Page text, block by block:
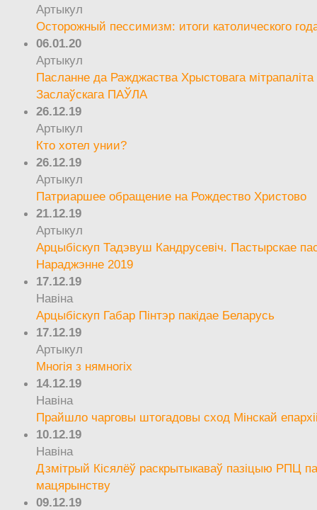
Артыкул
Осторожный пессимизм: итоги католического
06.01.20
Артыкул
Пасланне да Ражджаства Хрыстовага мітрапаліта
Заслаўскага ПАЎЛА
26.12.19
Артыкул
Кто хотел унии?
26.12.19
Артыкул
Патриаршее обращение на Рождество Христово
21.12.19
Артыкул
Арцыбіскуп Тадэвуш Кандрусевіч. Пастырскае
Нараджэнне 2019
17.12.19
Навіна
Арцыбіскуп Габар Пінтэр пакідае Беларусь
17.12.19
Артыкул
Многія з нямногіх
14.12.19
Навіна
Прайшло чарговы штогадовы сход Мінскай
10.12.19
Навіна
Дзмітрый Кісялёў раскрытыкаваў пазіцыю РПЦ
мацярынству
09.12.19